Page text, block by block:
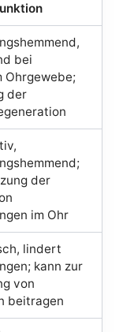
bei
Ohrgewebe;
der
der
im Ohr
lindert
kann zur
von
beitragen